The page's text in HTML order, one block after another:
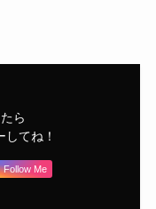
ら
てね！
Follow Me